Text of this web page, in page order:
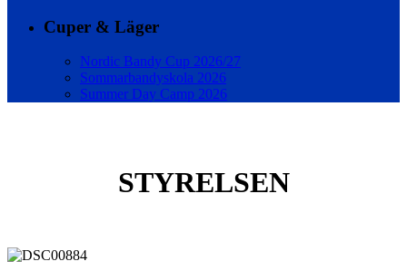
Cuper & Läger
Nordic Bandy Cup 2026/27
Sommarbandyskola 2026
Summer Day Camp 2026
STYRELSEN